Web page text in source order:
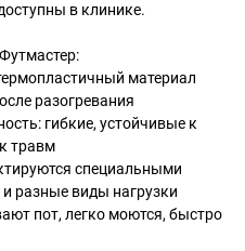
в клинике.
материал
разогревания
гибкие, устойчивые к
травм
специальными
разные виды нагрузки
пот, легко моются, быстро